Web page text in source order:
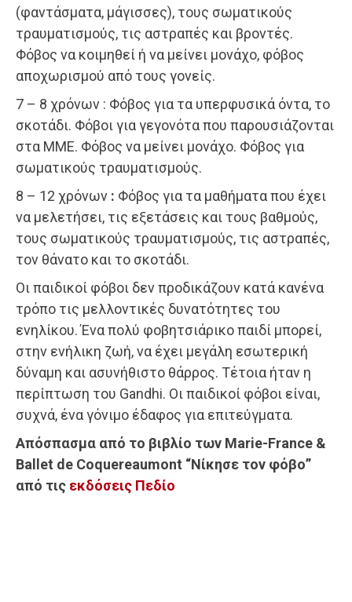
(φαντάσματα, μάγισσες), τους σωματικούς
τραυματισμούς, τις αστραπές και βροντές.
Φόβος να κοιμηθεί ή να μείνει μονάχο, φόβος
αποχωρισμού από τους γονείς.
7 – 8 χρόνων : Φόβος για τα υπερφυσικά όντα, το
σκοτάδι. Φόβοι για γεγονότα που παρουσιάζονται
στα ΜΜΕ. Φόβος να μείνει μονάχο. Φόβος για
σωματικούς τραυματισμούς.
8 – 12 χρόνων : Φόβος για τα μαθήματα που έχει
να μελετήσει, τις εξετάσεις και τους βαθμούς,
τους σωματικούς τραυματισμούς, τις αστραπές,
τον θάνατο και το σκοτάδι.
Οι παιδικοί φόβοι δεν προδικάζουν κατά κανένα
τρόπο τις μελλοντικές δυνατότητες του
ενηλίκου. Ένα πολύ φοβητσιάρικο παιδί μπορεί,
στην ενήλικη ζωή, να έχει μεγάλη εσωτερική
δύναμη και ασυνήθιστο θάρρος. Τέτοια ήταν η
περίπτωση του Gandhi. Οι παιδικοί φόβοι είναι,
συχνά, ένα γόνιμο έδαφος για επιτεύγματα.
Απόσπασμα από το βιβλίο των Marie-France &
Ballet de Coquereaumont “Νίκησε τον φόβο”
από τις εκδόσεις Πεδίο